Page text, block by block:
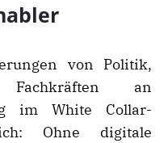
von Politik,
an
im White Collar-
Ohne digitale